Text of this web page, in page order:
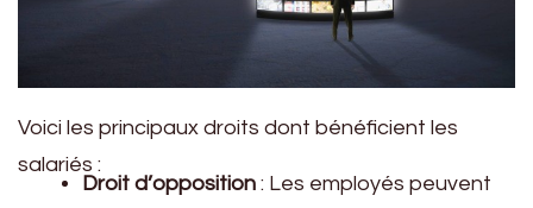
Voici les principaux droits dont bénéficient les
salariés :
Droit d’opposition : Les employés peuvent